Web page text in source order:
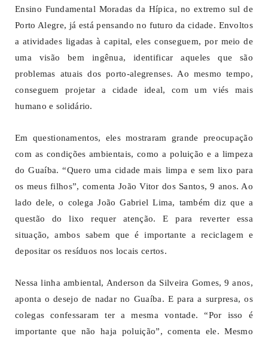
Ensino Fundamental Moradas da Hípica, no extremo sul de
Porto Alegre, já está pensando no futuro da cidade. Envoltos
a atividades ligadas à capital, eles conseguem, por meio de
uma visão bem ingênua, identificar aqueles que são
problemas atuais dos porto-alegrenses. Ao mesmo tempo,
conseguem projetar a cidade ideal, com um viés mais
humano e solidário.
Em questionamentos, eles mostraram grande preocupação
com as condições ambientais, como a poluição e a limpeza
do Guaíba. “Quero uma cidade mais limpa e sem lixo para
os meus filhos”, comenta João Vitor dos Santos, 9 anos. Ao
lado dele, o colega João Gabriel Lima, também diz que a
questão do lixo requer atenção. E para reverter essa
situação, ambos sabem que é importante a reciclagem e
depositar os resíduos nos locais certos.
Nessa linha ambiental, Anderson da Silveira Gomes, 9 anos,
aponta o desejo de nadar no Guaíba. E para a surpresa, os
colegas confessaram ter a mesma vontade. “Por isso é
importante que não haja poluição”, comenta ele. Mesmo